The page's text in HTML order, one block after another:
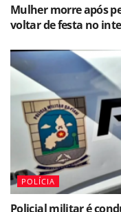
Mulher morre após
voltar de festa no
POLÍCIA
Policial militar é